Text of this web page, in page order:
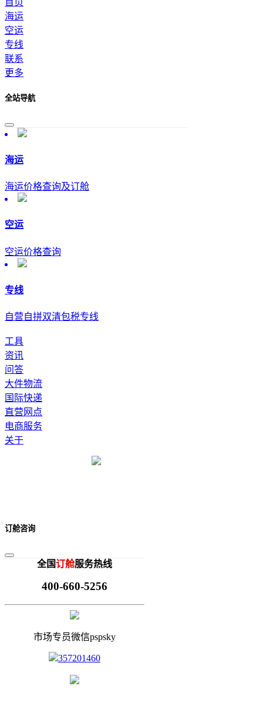
首页
海运
空运
专线
联系
更多
全站导航
海运
海运价格查询及订舱
空运
空运价格查询
专线
自营自拼双清包税专线
工具
资讯
问答
大件物流
国际快递
直营网点
电商服务
关于
订舱咨询
全国订舱服务热线
400-660-5256
市场专员微信pspsky
357201460